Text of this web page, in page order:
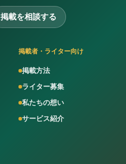
掲載を相談する
掲載者・ライター向け
掲載方法
ライター募集
私たちの想い
サービス紹介